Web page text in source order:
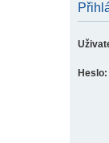
Heslo: